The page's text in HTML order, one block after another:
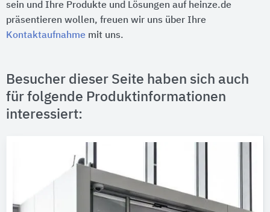
sein und Ihre Produkte und Lösungen auf heinze.de
präsentieren wollen, freuen wir uns über Ihre
Kontaktaufnahme mit uns.
Besucher dieser Seite haben sich auch
für folgende Produktinformationen
interessiert: